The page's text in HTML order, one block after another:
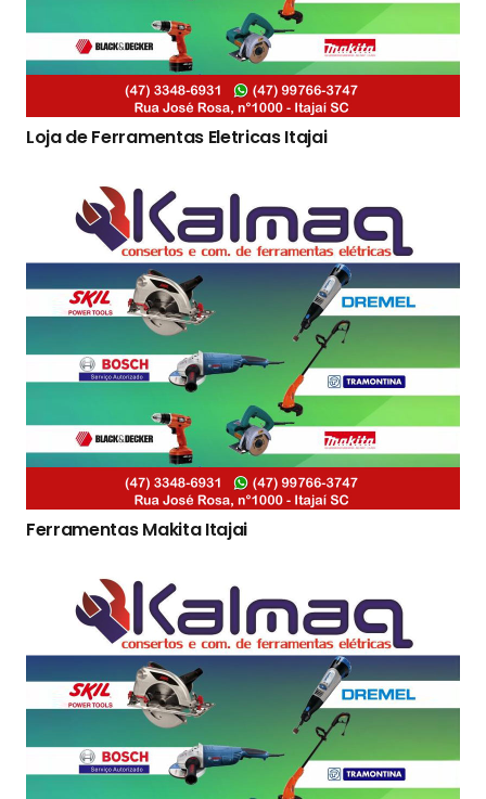
Loja de Ferramentas Eletricas Itajai
Ferramentas Makita Itajai